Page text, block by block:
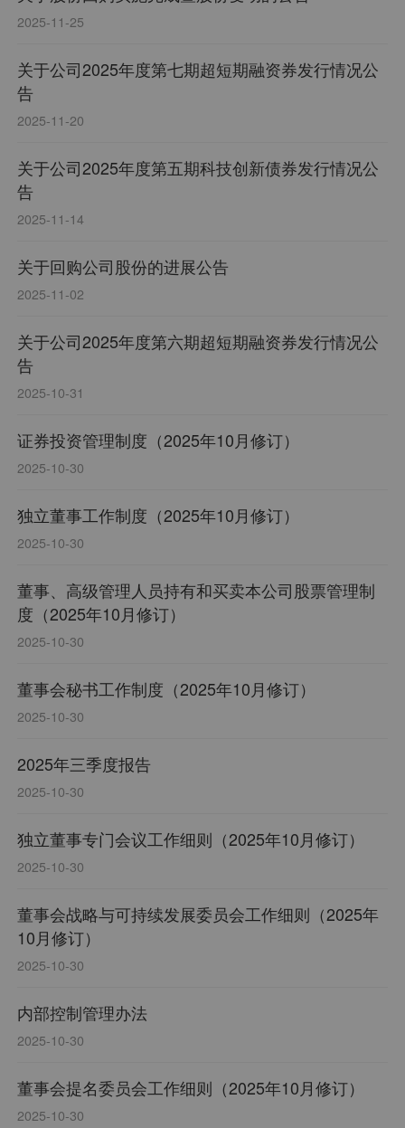
2025-11-25
关于公司2025年度第七期超短期融资券发行情况公
告
2025-11-20
关于公司2025年度第五期科技创新债券发行情况公
告
2025-11-14
关于回购公司股份的进展公告
2025-11-02
关于公司2025年度第六期超短期融资券发行情况公
告
2025-10-31
证券投资管理制度（2025年10月修订）
2025-10-30
独立董事工作制度（2025年10月修订）
2025-10-30
董事、高级管理人员持有和买卖本公司股票管理制
度（2025年10月修订）
2025-10-30
董事会秘书工作制度（2025年10月修订）
2025-10-30
2025年三季度报告
2025-10-30
独立董事专门会议工作细则（2025年10月修订）
2025-10-30
董事会战略与可持续发展委员会工作细则（2025年
10月修订）
2025-10-30
内部控制管理办法
2025-10-30
董事会提名委员会工作细则（2025年10月修订）
2025-10-30